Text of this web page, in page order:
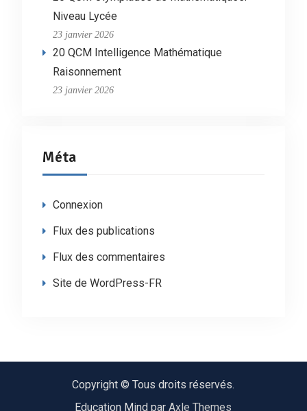
Niveau Lycée
23 janvier 2026
20 QCM Intelligence Mathématique
Raisonnement
23 janvier 2026
Méta
Connexion
Flux des publications
Flux des commentaires
Site de WordPress-FR
Copyright © Tous droits réservés.
Education Mind parAxle Themes